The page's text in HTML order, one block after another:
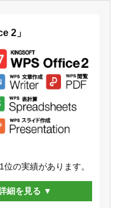
2」
の実績があります。
細を見る